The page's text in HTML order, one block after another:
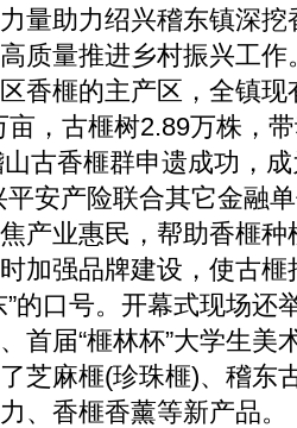
量助力绍兴稽东镇深
质量推进乡村振兴工作
香榧的主产区，全镇
，古榧树2.89万株，
古香榧群申遗成功，
平安产险联合其它金融
产业惠民，帮助香榧
加强品牌建设，使古
的口号。开幕式现场还
首届“榧林杯”大学生美
芝麻榧(珍珠榧)、稽东
、香榧香薰等新产品。